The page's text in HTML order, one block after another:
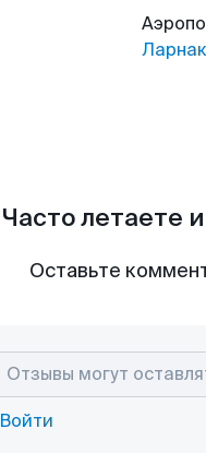
Часто летаете
Оставьте
Войти